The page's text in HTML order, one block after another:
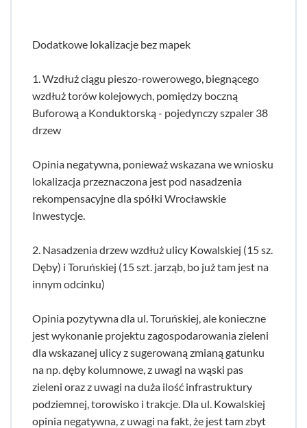
Dodatkowe lokalizacje bez mapek
1. Wzdłuż ciągu pieszo-rowerowego, biegnącego
wzdłuż torów kolejowych, pomiędzy boczną
Buforową a Konduktorską - pojedynczy szpaler 38
drzew
Opinia negatywna, ponieważ wskazana we wniosku
lokalizacja przeznaczona jest pod nasadzenia
rekompensacyjne dla spółki Wrocławskie
Inwestycje.
2. Nasadzenia drzew wzdłuż ulicy Kowalskiej (15 sz.
Dęby) i Toruńskiej (15 szt. jarząb, bo już tam jest na
innym odcinku)
Opinia pozytywna dla ul. Toruńskiej, ale konieczne
jest wykonanie projektu zagospodarowania zieleni
dla wskazanej ulicy z sugerowaną zmianą gatunku
na np. dęby kolumnowe, z uwagi na wąski pas
zieleni oraz z uwagi na duża ilość infrastruktury
podziemnej, torowisko i trakcje. Dla ul. Kowalskiej
opinia negatywna, z uwagi na fakt, że jest tam zbyt